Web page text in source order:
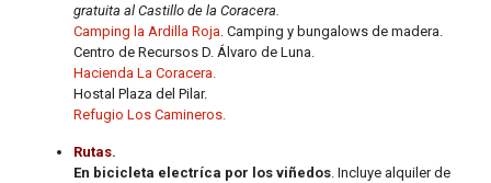
gratuita al Castillo de la Coracera.
Camping la Ardilla Roja . Camping y bungalows de madera.
Centro de Recursos D. Álvaro de Luna.
Hacienda La Coracera.
Hostal Plaza del Pilar.
Refugio Los Camineros.
Rutas.
En bicicleta electríca por los viñedos. Incluye alquiler de